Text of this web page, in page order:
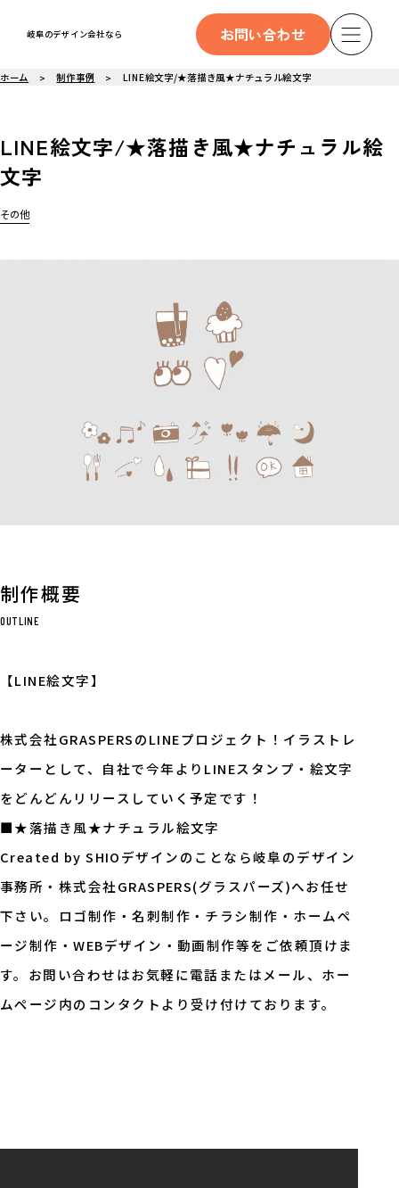
岐阜のデザイン会社なら お問い合わせ
ホーム 制作事例 LINE絵文字/★落描き風★ナチュラル絵文字
LINE絵文字/★落描き風★ナチュラル絵
文字
その他
制作概要
OUTLINE
【LINE絵文字】
株式会社GRASPERSのLINEプロジェクト！イラストレ
ーターとして、自社で今年よりLINEスタンプ・絵文字
をどんどんリリースしていく予定です！
■★落描き風★ナチュラル絵文字
Created by SHIOデザインのことなら岐阜のデザイン
事務所・株式会社GRASPERS(グラスパーズ)へお任せ
下さい。ロゴ制作・名刺制作・チラシ制作・ホームペ
ージ制作・WEBデザイン・動画制作等をご依頼頂けま
す。お問い合わせはお気軽に電話またはメール、ホー
ムページ内のコンタクトより受け付けております。